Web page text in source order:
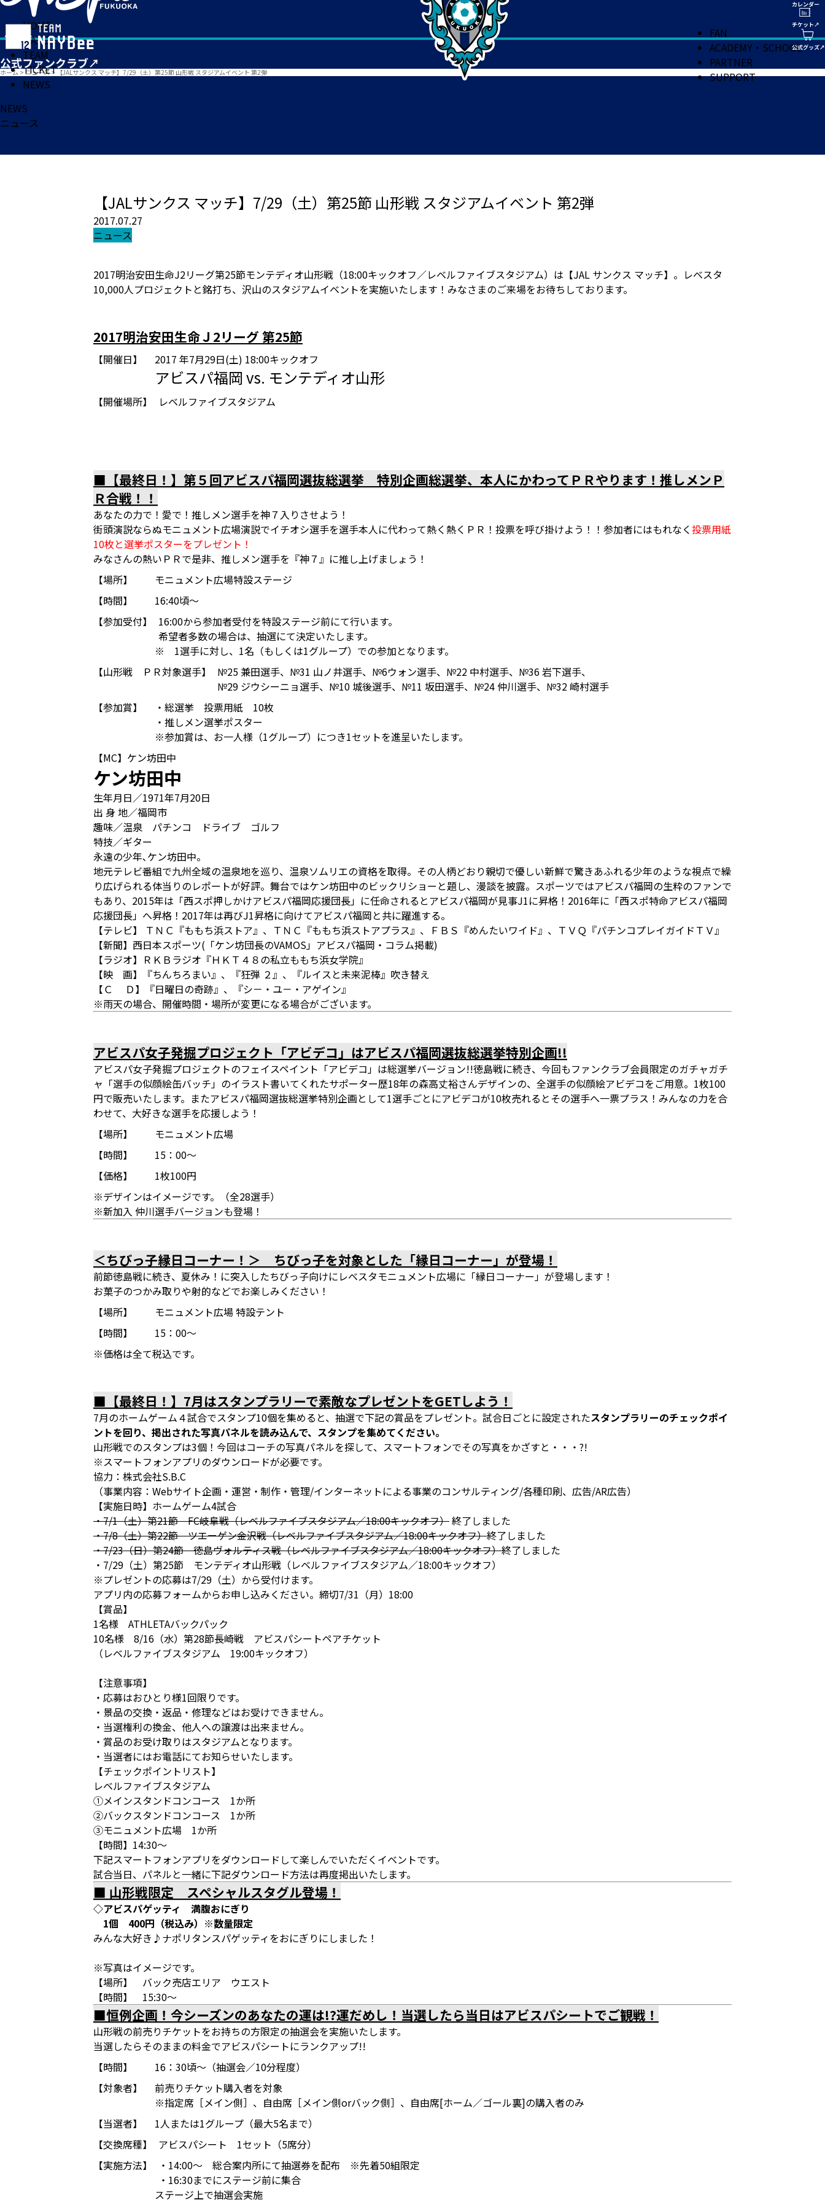
HOME
MATCH
TEAM
TICKET
NEWS
FAN
ACADEMY・SCHOOL
PARTNER
SUPPORT
ホーム > ニュース> 【JALサンクス マッチ】7/29（土）第25節 山形戦 スタジアムイベント 第2弾
NEWS
ニュース
【JALサンクス マッチ】7/29（土）第25節 山形戦 スタジアムイベント 第2弾
2017.07.27
ニュース
2017明治安田生命J2リーグ第25節モンテディオ山形戦（18:00キックオフ／レベルファイブスタジアム）は【JAL サンクス マッチ】。レベスタ
10,000人プロジェクトと銘打ち、沢山のスタジアムイベントを実施いたします！みなさまのご来場をお待ちしております。
2017明治安田生命Ｊ2リーグ 第25節
【開催日】 2017 年7月29日(土) 18:00キックオフ
アビスパ福岡 vs. モンテディオ山形
【開催場所】 レベルファイブスタジアム
■【最終日！】第５回アビスパ福岡選抜総選挙 特別企画総選挙、本人にかわってＰＲやります！推しメンＰ
Ｒ合戦！！
あなたの力で！愛で！推しメン選手を神７入りさせよう！
街頭演説ならぬモニュメント広場演説でイチオシ選手を選手本人に代わって熱く熱くＰＲ！投票を呼び掛けよう！！参加者にはもれなく投票用紙
10枚と選挙ポスターをプレゼント！
みなさんの熱いＰＲで是非、推しメン選手を『神７』に推し上げましょう！
【場所】
モニュメント広場特設ステージ
【時間】
16:40頃～
【参加受付】
16:00から参加者受付を特設ステージ前にて行います。
希望者多数の場合は、抽選にて決定いたします。
※ 1選手に対し、1名（もしくは1グループ）での参加となります。
【山形戦 ＰＲ対象選手】
№25 兼田選手、№31 山ノ井選手、№6ウォン選手、№22 中村選手、№36 岩下選手、
№29 ジウシーニョ選手、№10 城後選手、№11 坂田選手、№24 仲川選手、№32 崎村選手
【参加賞】
・総選挙 投票用紙 10枚
・推しメン選挙ポスター
※参加賞は、お一人様（1グループ）につき1セットを進呈いたします。
【MC】ケン坊田中
ケン坊田中
生年月日／1971年7月20日
出 身 地／福岡市
趣味／温泉 パチンコ ドライブ ゴルフ
特技／ギター
永遠の少年､ケン坊田中。
地元テレビ番組で九州全域の温泉地を巡り、温泉ソムリエの資格を取得。その人柄どおり親切で優しい新鮮で驚きあふれる少年のような視点で繰
り広げられる体当りのレポートが好評。舞台ではケン坊田中のビックリショーと題し、漫談を披露。スポーツではアビスパ福岡の生粋のファンで
もあり、2015年は「西スポ押しかけアビスパ福岡応援団長」に任命されるとアビスパ福岡が見事J1に昇格！2016年に「西スポ特命アビスパ福岡
応援団長」へ昇格！2017年は再びJ1昇格に向けてアビスパ福岡と共に躍進する。
【テレビ】 ＴＮＣ『ももち浜ストア』、ＴＮＣ『ももち浜ストアプラス』、ＦＢＳ『めんたいワイド』、ＴＶＱ『パチンコプレイガイドＴＶ』
【新聞】西日本スポーツ(「ケン坊団長のVAMOS」アビスパ福岡・コラム掲載)
【ラジオ】ＲＫＢラジオ『ＨＫＴ４８の私立ももち浜女学院』
【映 画】『ちんちろまい』、『狂弾 ２』、『ルイスと未来泥棒』吹き替え
【Ｃ Ｄ】『日曜日の奇跡』、『シ－・ユ－・アゲイン』
※雨天の場合、開催時間・場所が変更になる場合がございます。
アビスパ女子発掘プロジェクト「アビデコ」はアビスパ福岡選抜総選挙特別企画!!
アビスパ女子発掘プロジェクトのフェイスペイント「アビデコ」は総選挙バージョン!!徳島戦に続き、今回もファンクラブ会員限定のガチャガチ
ャ「選手の似顔絵缶バッチ」のイラスト書いてくれたサポーター歴18年の森高丈裕さんデザインの、全選手の似顔絵アビデコをご用意。1枚100
円で販売いたします。またアビスパ福岡選抜総選挙特別企画として1選手ごとにアビデコが10枚売れるとその選手へ一票プラス！みんなの力を合
わせて、大好きな選手を応援しよう！
【場所】
モニュメント広場
【時間】
15：00～
【価格】
1枚100円
※デザインはイメージです。（全28選手）
※新加入 仲川選手バージョンも登場！
＜ちびっ子縁日コーナー！＞ ちびっ子を対象とした「縁日コーナー」が登場！
前節徳島戦に続き、夏休み！に突入したちびっ子向けにレベスタモニュメント広場に「縁日コーナー」が登場します！
お菓子のつかみ取りや射的などでお楽しみください！
【場所】
モニュメント広場 特設テント
【時間】
15：00～
※価格は全て税込です。
■【最終日！】7月はスタンプラリーで素敵なプレゼントをGETしよう！
7月のホームゲーム４試合でスタンプ10個を集めると、抽選で下記の賞品をプレゼント。試合日ごとに設定されたスタンプラリーのチェックポイ
ントを回り、掲出された写真パネルを読み込んで、スタンプを集めてください。
山形戦でのスタンプは3個！今回はコーチの写真パネルを探して、スマートフォンでその写真をかざすと・・・?!
※スマートフォンアプリのダウンロードが必要です。
協力：株式会社S.B.C
（事業内容：Webサイト企画・運営・制作・管理/インターネットによる事業のコンサルティング/各種印刷、広告/AR広告）
【実施日時】ホームゲーム4試合
・7/1（土）第21節 FC岐阜戦（レベルファイブスタジアム／18:00キックオフ）終了しました
・7/8（土）第22節 ツエーゲン金沢戦（レベルファイブスタジアム／18:00キックオフ）終了しました
・7/23（日）第24節 徳島ヴォルティス戦（レベルファイブスタジアム／18:00キックオフ）終了しました
・7/29（土）第25節 モンテディオ山形戦（レベルファイブスタジアム／18:00キックオフ）
※プレゼントの応募は7/29（土）から受付けます。
アプリ内の応募フォームからお申し込みください。締切7/31（月）18:00
【賞品】
1名様 ATHLETAバックパック
10名様 8/16（水）第28節長崎戦 アビスパシートペアチケット
（レベルファイブスタジアム 19:00キックオフ）
【注意事項】
・応募はおひとり様1回限りです。
・景品の交換・返品・修理などはお受けできません。
・当選権利の換金、他人への譲渡は出来ません。
・賞品のお受け取りはスタジアムとなります。
・当選者にはお電話にてお知らせいたします。
【チェックポイントリスト】
レベルファイブスタジアム
①メインスタンドコンコース 1か所
②バックスタンドコンコース 1か所
③モニュメント広場 1か所
【時間】14:30～
下記スマートフォンアプリをダウンロードして楽しんでいただくイベントです。
試合当日、パネルと一緒に下記ダウンロード方法は再度掲出いたします。
■ 山形戦限定 スペシャルスタグル登場！
◇アビスパゲッティ 満腹おにぎり
1個 400円（税込み）※数量限定
みんな大好き♪ナポリタンスパゲッティをおにぎりにしました！
※写真はイメージです。
【場所】 バック売店エリア ウエスト
【時間】 15:30～
■恒例企画！今シーズンのあなたの運は!?運だめし！当選したら当日はアビスパシートでご観戦！
山形戦の前売りチケットをお持ちの方限定の抽選会を実施いたします。
当選したらそのままの料金でアビスパシートにランクアップ!!
【時間】
16：30頃～（抽選会／10分程度）
【対象者】
前売りチケット購入者を対象
※指定席［メイン側］、自由席［メイン側orバック側］、自由席[ホーム／ゴール裏]の購入者のみ
【当選者】
1人または1グループ（最大5名まで）
【交換席種】
アビスパシート 1セット（5席分）
【実施方法】
・14:00～ 総合案内所にて抽選券を配布 ※先着50組限定
・16:30までにステージ前に集合
ステージ上で抽選会実施